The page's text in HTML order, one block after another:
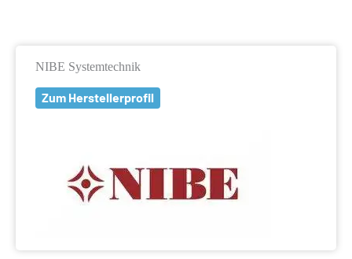
NIBE Systemtechnik
Zum Herstellerprofil